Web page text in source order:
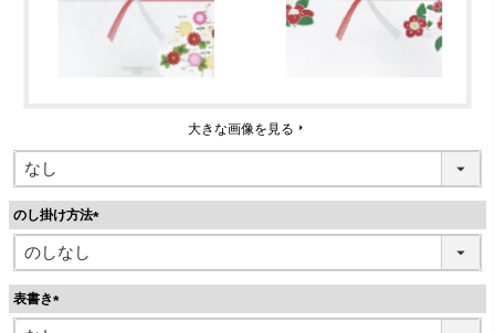
大きな画像を見る
のし掛け方法
(
表書き
(